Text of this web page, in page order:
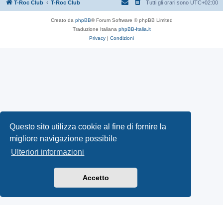
Questo sito utilizza cookie al fine di fornire la
migliore navigazione possibile
Ulteriori informazioni
Accetto
T-Roc Club T-Roc Club Tutti gli orari sono UTC+02:00
Creato da phpBB® Forum Software © phpBB Limited
Traduzione Italiana phpBB-Italia.it
Privacy | Condizioni